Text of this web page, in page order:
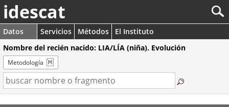
idescat
Datos Servicios Métodos
El Instituto
Nombre del recién nacido: LIA/LÍA (niña). Evolución
Metodología